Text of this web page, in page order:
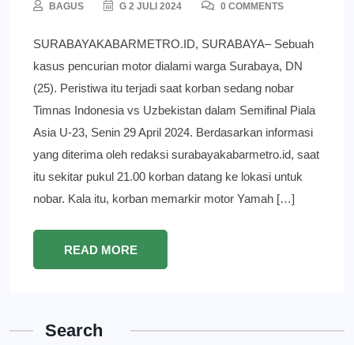
BAGUS G 2 JULI 2024 0 COMMENTS
SURABAYAKABARMETRO.ID, SURABAYA– Sebuah
kasus pencurian motor dialami warga Surabaya, DN
(25). Peristiwa itu terjadi saat korban sedang nobar
Timnas Indonesia vs Uzbekistan dalam Semifinal Piala
Asia U-23, Senin 29 April 2024. Berdasarkan informasi
yang diterima oleh redaksi surabayakabarmetro.id, saat
itu sekitar pukul 21.00 korban datang ke lokasi untuk
nobar. Kala itu, korban memarkir motor Yamah […]
READ MORE
Search